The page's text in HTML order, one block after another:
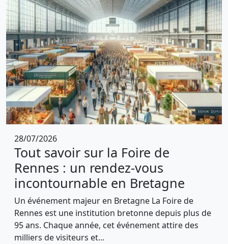
28/07/2026
Tout savoir sur la Foire de
Rennes : un rendez-vous
incontournable en Bretagne
Un événement majeur en Bretagne La Foire de
Rennes est une institution bretonne depuis plus de
95 ans. Chaque année, cet événement attire des
milliers de visiteurs et...